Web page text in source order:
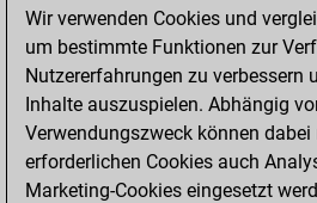
Bauernopfer
Matt auf vollem Brett
Bauer setzt Matt
Erstickte Matts
Unterverwandlungen
Wir verwenden Cookies und
um bestimmte Funktionen zur
Nutzererfahrungen zu verbessern
Inhalte auszuspielen. Abhängig
Verwendungszweck können
erforderlichen Cookies auch
Marketing-Cookies eingesetzt